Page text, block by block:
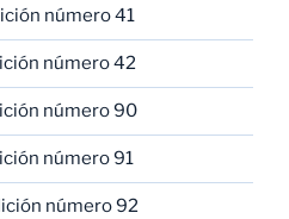
número 41
número 42
número 90
número 91
número 92